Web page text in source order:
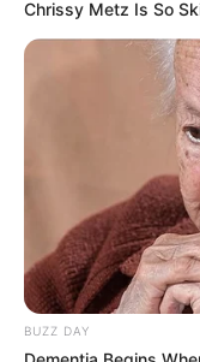
Chrissy Metz Is So
BUZZ DAY